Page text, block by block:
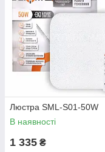
Люстра SML-S01-50W
В наявності
1 335 ₴